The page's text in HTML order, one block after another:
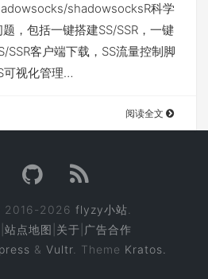
shadowsocksR科学
，包括一键搭建SS/SSR，一键
SSR客户端下载，SS流量控制脚
可视化管理…
阅读全文
2016-2026 flyzy小站
站点地图 关于 广告合作
& Vultr . Theme Kratos.